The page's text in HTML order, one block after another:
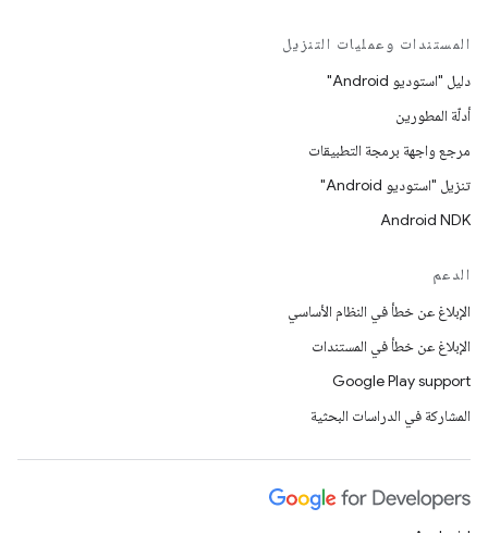
المستندات وعمليات التنزيل
دليل "استوديو Android"
أدلّة المطورين
مرجع واجهة برمجة التطبيقات
تنزيل "استوديو Android"
Android NDK
الدعم
الإبلاغ عن خطأ في النظام الأساسي
الإبلاغ عن خطأ في المستندات
Google Play support
المشاركة في الدراسات البحثية